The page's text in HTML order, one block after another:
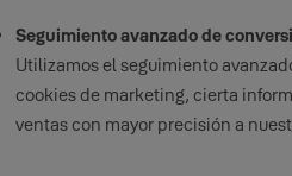
Seguimiento avanzado de
Utilizamos el seguimiento
cookies de marketing, cierta
ventas con mayor precisión a